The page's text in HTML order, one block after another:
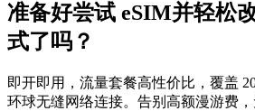
准备好尝试 eSIM并轻松
式了吗？
即开即用，流量套餐高性价比，覆盖
环球无缝网络连接。告别高额漫游费，